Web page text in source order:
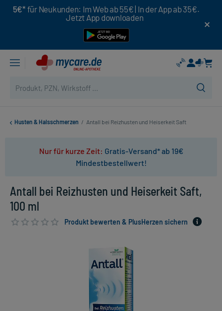
5€* für Neukunden: Im Web ab 55€ | In der App ab 35€.
Jetzt App downloaden
Husten & Halsschmerzen / Antall bei Reizhusten und Heiserkeit Saft
Nur für kurze Zeit: Gratis-Versand* ab 19€
Mindestbestellwert!
Antall bei Reizhusten und Heiserkeit Saft,
100 ml
Produkt bewerten & PlusHerzen sichern